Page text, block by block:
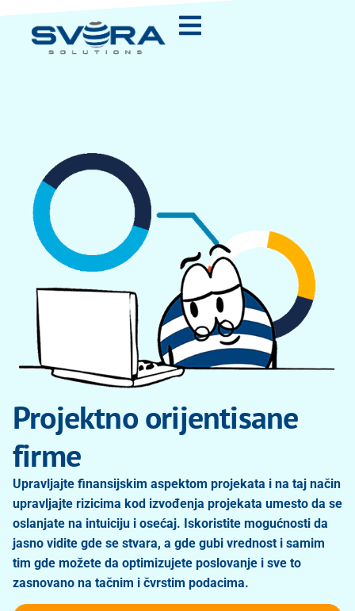
Projektno orijentisane
firme
Upravljajte finansijskim aspektom projekata i na taj način
upravljajte rizicima kod izvođenja projekata umesto da se
oslanjate na intuiciju i osećaj. Iskoristite mogućnosti da
jasno vidite gde se stvara, a gde gubi vrednost i samim
tim gde možete da optimizujete poslovanje i sve to
zasnovano na tačnim i čvrstim podacima.